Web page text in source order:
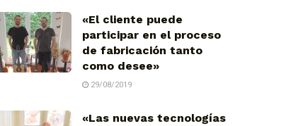
«El cliente puede
participar en el proceso
de fabricación tanto
como desee»
29/08/2019
«Las nuevas tecnologías